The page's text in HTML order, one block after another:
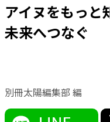
アイヌをもっと
未来へつなぐ
別冊太陽編集部 編